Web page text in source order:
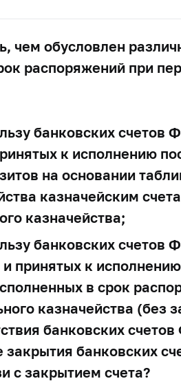
чем обусловлен
распоряжений при
банковских счетов
к исполнению
на основании
казначейским
казначейства;
банковских счетов
принятых к
в срок
казначейства (без
банковских
банковских
с закрытием счета?